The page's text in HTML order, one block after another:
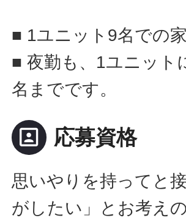
■ 1ユニット9名での
■ 夜勤も、1ユニット
名までです。
portrait 応募資格
思いやりを持ってと
がしたい」とお考え